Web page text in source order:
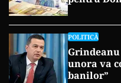
POLITICĂ
Grindeanu
unora va
banilor”